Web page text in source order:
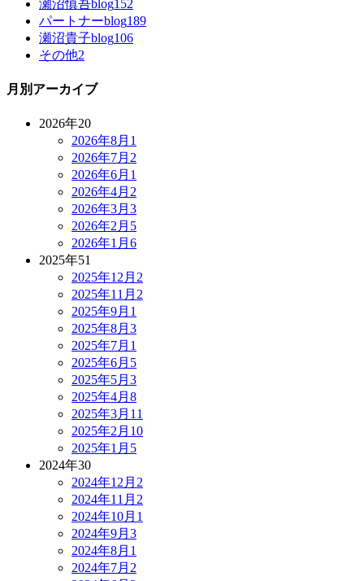
瀬沼慎吾blog152
パートナーblog189
瀬沼貴子blog106
その他2
月別アーカイブ
2026年20
2026年8月 1
2026年7月 2
2026年6月 1
2026年4月 2
2026年3月 3
2026年2月 5
2026年1月 6
2025年51
2025年12月 2
2025年11月 2
2025年9月 1
2025年8月 3
2025年7月 1
2025年6月 5
2025年5月 3
2025年4月 8
2025年3月 11
2025年2月 10
2025年1月 5
2024年30
2024年12月 2
2024年11月 2
2024年10月 1
2024年9月 3
2024年8月 1
2024年7月 2